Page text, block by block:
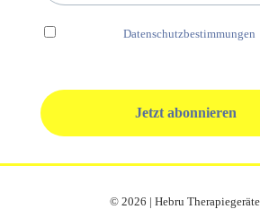
Datenschutzbestimmungen
© 2026 | Hebru